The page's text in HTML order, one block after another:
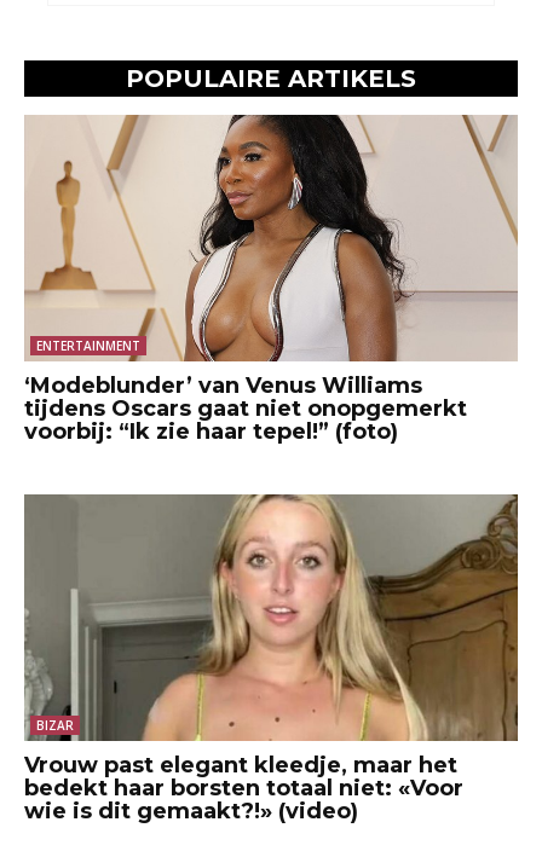
POPULAIRE ARTIKELS
ENTERTAINMENT
‘Modeblunder’ van Venus Williams
tijdens Oscars gaat niet onopgemerkt
voorbij: “Ik zie haar tepel!” (foto)
BIZAR
Vrouw past elegant kleedje, maar het
bedekt haar borsten totaal niet: «Voor
wie is dit gemaakt?!» (video)